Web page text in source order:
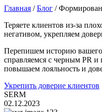
Главная /Блог /
Теряете клиентов из-за
негативом, укрепляем
Перепишем историю
справляемся с черным PR и
повышаем лояльность и
Укрепить доверие клиентов
SERM
02.12.2023